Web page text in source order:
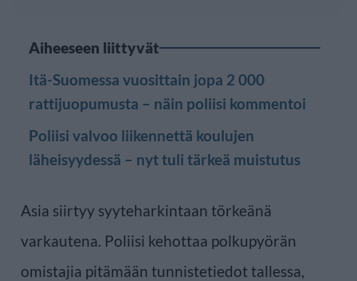
Aiheeseen liittyvät
Itä-Suomessa vuosittain jopa 2 000
rattijuopumusta – näin poliisi kommentoi
Poliisi valvoo liikennettä koulujen
läheisyydessä – nyt tuli tärkeä muistutus
Asia siirtyy syyteharkintaan törkeänä
varkautena. Poliisi kehottaa polkupyörän
omistajia pitämään tunnistetiedot tallessa,